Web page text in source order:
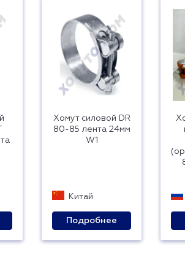
Хомут силовой DR
80-85 лента 24мм
W1
Китай
Подробнее